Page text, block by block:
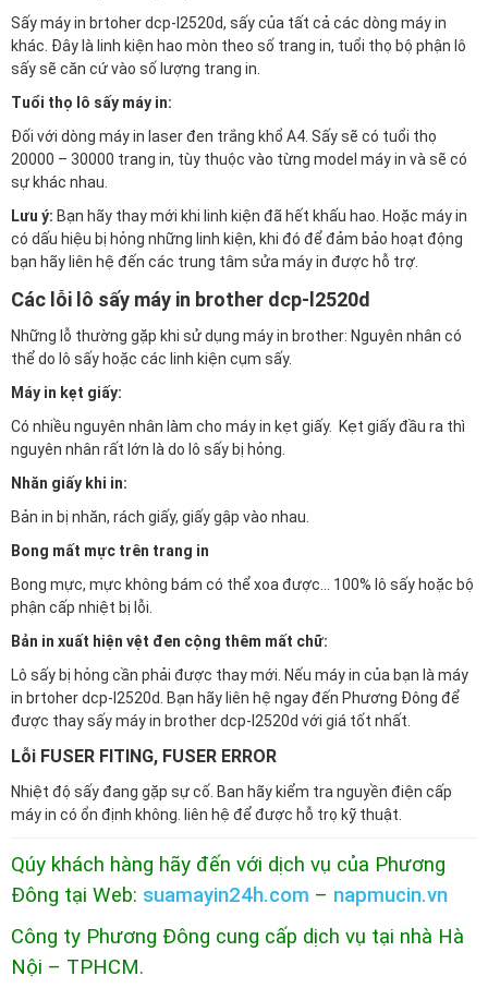
Sấy máy in brtoher dcp-l2520d, sấy của tất cả các dòng máy in
khác. Đây là linh kiện hao mòn theo số trang in, tuổi thọ bộ phận lô
sấy sẽ căn cứ vào số lượng trang in.
Tuổi thọ lô sấy máy in:
Đối với dòng máy in laser đen trắng khổ A4. Sấy sẽ có tuổi thọ
20000 – 30000 trang in, tùy thuộc vào từng model máy in và sẽ có
sự khác nhau.
Lưu ý: Bạn hãy thay mới khi linh kiện đã hết khấu hao. Hoặc máy in
có dấu hiệu bị hỏng những linh kiện, khi đó để đảm bảo hoạt động
bạn hãy liên hệ đến các trung tâm sửa máy in được hỗ trợ.
Các lỗi lô sấy máy in brother dcp-l2520d
Những lỗ thường gặp khi sử dụng máy in brother: Nguyên nhân có
thể do lô sấy hoặc các linh kiện cụm sấy.
Máy in kẹt giấy:
Có nhiều nguyên nhân làm cho máy in kẹt giấy. Kẹt giấy đầu ra thì
nguyên nhân rất lớn là do lô sấy bị hỏng.
Nhăn giấy khi in:
Bản in bị nhăn, rách giấy, giấy gập vào nhau.
Bong mất mực trên trang in
Bong mực, mực không bám có thể xoa được… 100% lô sấy hoặc bộ
phận cấp nhiệt bị lỗi.
Bản in xuất hiện vệt đen cộng thêm mất chữ:
Lô sấy bị hỏng cần phải được thay mới. Nếu máy in của bạn là máy
in brtoher dcp-l2520d. Bạn hãy liên hệ ngay đến Phương Đông để
được thay sấy máy in brother dcp-l2520d với giá tốt nhất.
Lỗi FUSER FITING, FUSER ERROR
Nhiệt độ sấy đang gặp sự cố. Ban hãy kiểm tra nguyền điện cấp
máy in có ổn định không. liên hệ để được hỗ trọ kỹ thuật.
Qúy khách hàng hãy đến với dịch vụ của Phương
Đông tại Web: suamayin24h.com – napmucin.vn
Công ty Phương Đông cung cấp dịch vụ tại nhà Hà
Nội – TPHCM.